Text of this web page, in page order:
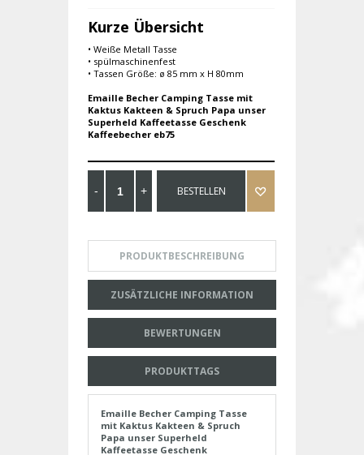
Kurze Übersicht
• Weiße Metall Tasse
• spülmaschinenfest
• Tassen Größe: ø 85 mm x H 80mm
Emaille Becher Camping Tasse mit
Kaktus Kakteen & Spruch Papa unser
Superheld Kaffeetasse Geschenk
Kaffeebecher eb75
BESTELLEN
PRODUKTBESCHREIBUNG
ZUSÄTZLICHE INFORMATION
BEWERTUNGEN
PRODUKTTAGS
Emaille Becher Camping Tasse
mit Kaktus Kakteen & Spruch
Papa unser Superheld
Kaffeetasse Geschenk